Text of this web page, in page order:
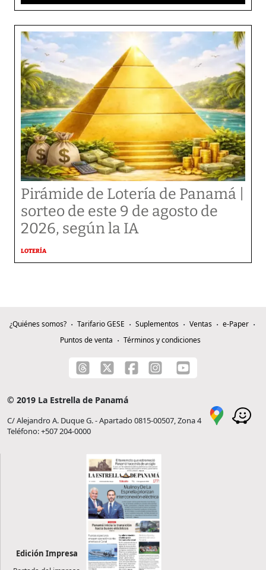
Pirámide de Lotería de Panamá |
sorteo de este 9 de agosto de
2026, según la IA
LOTERÍA
¿Quiénes somos? Tarifario GESE Suplementos Ventas
e-Paper
Puntos de venta
Términos y condiciones
© 2019 La Estrella de Panamá
C/ Alejandro A. Duque G. - Apartado 0815-00507, Zona 4
Teléfono: +507 204-0000
Edición Impresa